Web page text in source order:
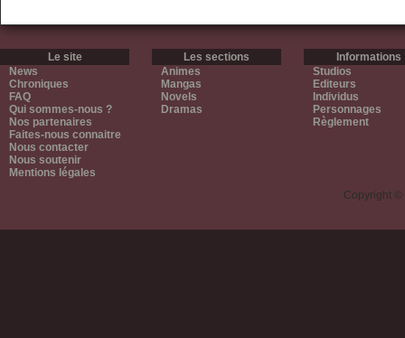
Le site
News
Chroniques
FAQ
Qui sommes-nous ?
Nos partenaires
Faites-nous connaitre
Nous contacter
Nous soutenir
Mentions légales
Les sections
Animes
Mangas
Novels
Dramas
Informations
Studios
Editeurs
Individus
Personnages
Règlement
Copyright ©